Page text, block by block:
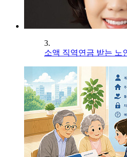
3.
소액 직역연금 받는 노